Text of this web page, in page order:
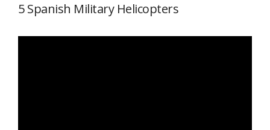
5 Spanish Military Helicopters